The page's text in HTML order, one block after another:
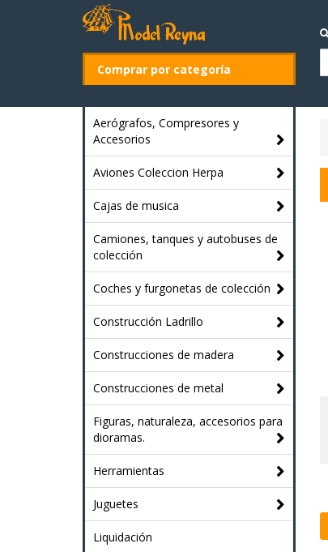
Comprar por categoría
Aerógrafos, Compresores y
Accesorios
Aviones Coleccion Herpa
Cajas de musica
Camiones, tanques y autobuses de
colección
Coches y furgonetas de colección
Construcción Ladrillo
Construcciones de madera
Construcciones de metal
Figuras, naturaleza, accesorios para
dioramas.
Herramientas
Juguetes
Liquidación